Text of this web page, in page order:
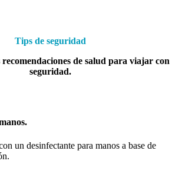
Tips de seguridad
recomendaciones de salud para viajar con
seguridad.
un desinfectante para manos a base de